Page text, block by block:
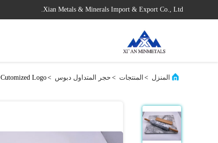
Xian Metals & Minerals Import & Export Co., Ltd.
المنزل > المنتجات > حجر المتداول دبوس >Cutomized Logo الجرانيت ستون شوبك مصقول على نحو سلس